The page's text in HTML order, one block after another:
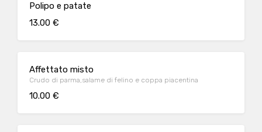
Polipo e patate
13.00 €
Affettato misto
Crudo di parma,salame di felino e coppa piacentina
10.00 €